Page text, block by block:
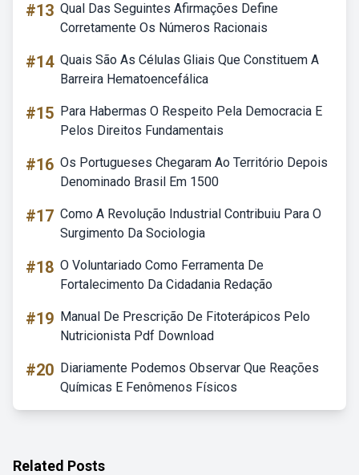
#13 Qual Das Seguintes Afirmações Define
Corretamente Os Números Racionais
#14 Quais São As Células Gliais Que Constituem A
Barreira Hematoencefálica
#15 Para Habermas O Respeito Pela Democracia E
Pelos Direitos Fundamentais
#16 Os Portugueses Chegaram Ao Território Depois
Denominado Brasil Em 1500
#17 Como A Revolução Industrial Contribuiu Para O
Surgimento Da Sociologia
#18 O Voluntariado Como Ferramenta De
Fortalecimento Da Cidadania Redação
#19 Manual De Prescrição De Fitoterápicos Pelo
Nutricionista Pdf Download
#20 Diariamente Podemos Observar Que Reações
Químicas E Fenômenos Físicos
Related Posts